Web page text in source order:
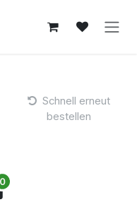
Schnell erneut
bestellen